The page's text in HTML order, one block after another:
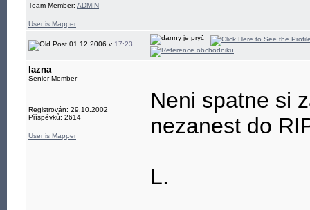
Team Member: ADMIN
User is Mapper
01.12.2006 v 17:23
lazna
Senior Member
Registrován: 29.10.2002
Příspěvků: 2614
User is Mapper
Neni spatne si
nezanest do
L.